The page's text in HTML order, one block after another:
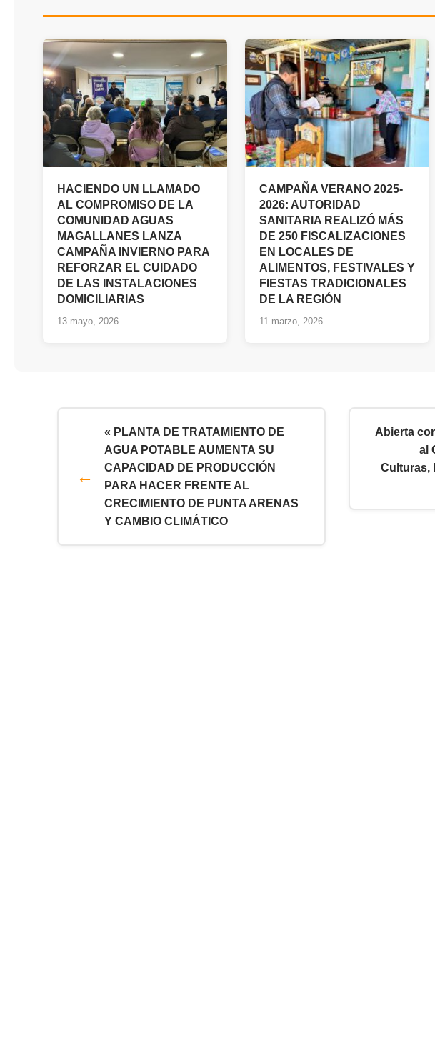
HACIENDO UN LLAMADO
AL COMPROMISO DE LA
COMUNIDAD AGUAS
MAGALLANES LANZA
CAMPAÑA INVIERNO PARA
REFORZAR EL CUIDADO
DE LAS INSTALACIONES
DOMICILIARIAS
13 mayo, 2026
CAMPAÑA VERANO 2025-
2026: AUTORIDAD
SANITARIA REALIZÓ MÁS
DE 250 FISCALIZACIONES
EN LOCALES DE
ALIMENTOS, FESTIVALES Y
FIESTAS TRADICIONALES
DE LA REGIÓN
11 marzo, 2026
« PLANTA DE TRATAMIENTO DE
AGUA POTABLE AUMENTA SU
CAPACIDAD DE PRODUCCIÓN
PARA HACER FRENTE AL
CRECIMIENTO DE PUNTA ARENAS
Y CAMBIO CLIMÁTICO
Abierta
al
Culturas,